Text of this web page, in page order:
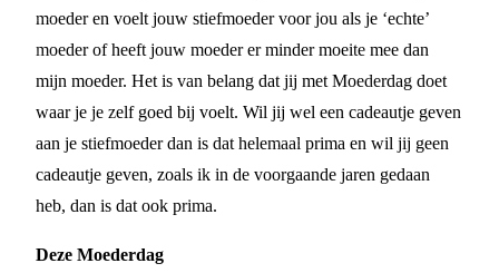
moeder en voelt jouw stiefmoeder voor jou als je ‘echte’
moeder of heeft jouw moeder er minder moeite mee dan
mijn moeder. Het is van belang dat jij met Moederdag doet
waar je je zelf goed bij voelt. Wil jij wel een cadeautje geven
aan je stiefmoeder dan is dat helemaal prima en wil jij geen
cadeautje geven, zoals ik in de voorgaande jaren gedaan
heb, dan is dat ook prima.
Deze Moederdag